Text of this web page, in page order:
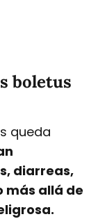
boletus
queda
diarreas,
más allá de